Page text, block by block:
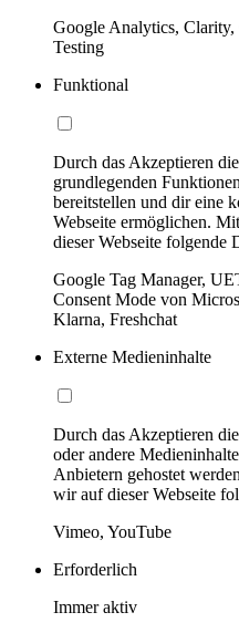
Google Analytics,
Testing
Funktional
Durch das Akzeptieren
grundlegenden
bereitstellen und dir eine
Webseite ermöglichen.
dieser Webseite folgende
Google Tag Manager,
Consent Mode von
Klarna, Freshchat
Externe Medieninhalte
Durch das Akzeptieren
oder andere
Anbietern gehostet
wir auf dieser Webseite
Vimeo, YouTube
Erforderlich
Immer aktiv